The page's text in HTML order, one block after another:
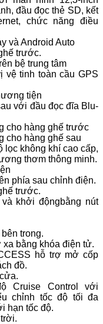
đầu đọc thẻ SD, kết
chức năng điều
và Android Auto
trước.
bệ trung tâm
vệ tinh toàn cầu GPS
tiện
với đầu đọc đĩa Blu-
cho hàng ghế trước
cho hàng ghế sau
lọc không khí cao cấp,
thơm thông minh.
phía sau chỉnh điện.
trước.
khởi độngbằng nút
trong.
bằng khóa điện tử.
hỗ trợ mở cốp
đồ.
Cruise Control với
chỉnh tốc độ tối đa
hạn tốc độ.